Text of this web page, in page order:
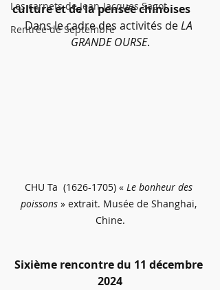
Les carnets de Jean-Jacques Sagot
Rentrée de Septembre
culture et de la pensée chinoises
Dans le cadre des activités de LA
GRANDE OURSE.
CHU Ta  (1626-1705) « Le bonheur des
poissons » extrait. Musée de Shanghai,
Chine.
Sixième rencontre du 11 décembre
2024